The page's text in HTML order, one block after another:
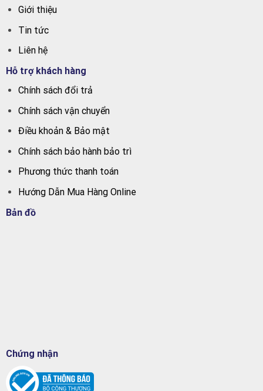
Giới thiệu
Tin tức
Liên hệ
Hỗ trợ khách hàng
Chính sách đổi trả
Chính sách vận chuyển
Điều khoản & Bảo mật
Chính sách bảo hành bảo trì
Phương thức thanh toán
Hướng Dẫn Mua Hàng Online
Bản đồ
Chứng nhận